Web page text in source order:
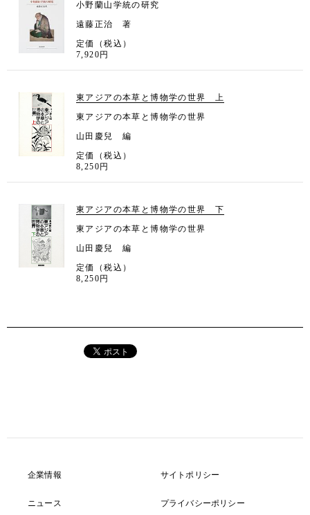
小野蘭山学統の研究
遠藤正治 著
定価（税込）
7,920円
東アジアの本草と博物学の世界 上
東アジアの本草と博物学の世界
山田慶兒 編
定価（税込）
8,250円
東アジアの本草と博物学の世界 下
東アジアの本草と博物学の世界
山田慶兒 編
定価（税込）
8,250円
企業情報
ニュース
サイトポリシー
プライバシーポリシー